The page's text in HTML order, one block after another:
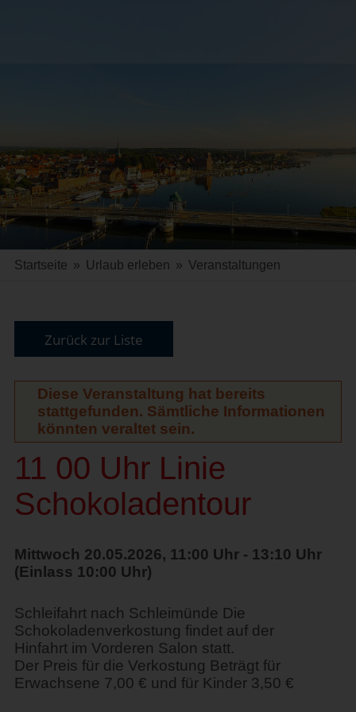
Startseite » Urlaub erleben » Veranstaltungen
Zurück zur Liste
Diese Veranstaltung hat bereits
stattgefunden. Sämtliche Informationen
könnten veraltet sein.
11 00 Uhr Linie
Schokoladentour
Mittwoch 20.05.2026, 11:00 Uhr - 13:10 Uhr
(Einlass 10:00 Uhr)
Schleifahrt nach Schleimünde Die
Schokoladenverkostung findet auf der
Hinfahrt im Vorderen Salon statt.
Der Preis für die Verkostung Beträgt für
Erwachsene 7,00 € und für Kinder 3,50 €